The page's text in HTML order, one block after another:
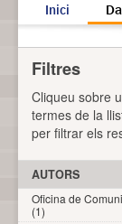
Inici
Filtres
Cliqueu sobre
termes de la
per filtrar els
AUTORS
Oficina de
(1)